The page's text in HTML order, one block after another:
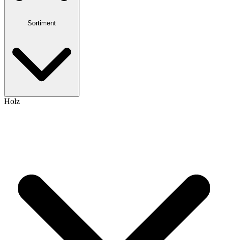
Sortiment
Holz